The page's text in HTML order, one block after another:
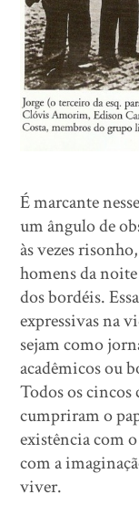
É marcante
um ângulo de
às vezes
homens da noite
dos bordéis.
expressivas na
sejam como
acadêmicos ou
Todos os cincos
cumpriram o
existência com
com a
viver.